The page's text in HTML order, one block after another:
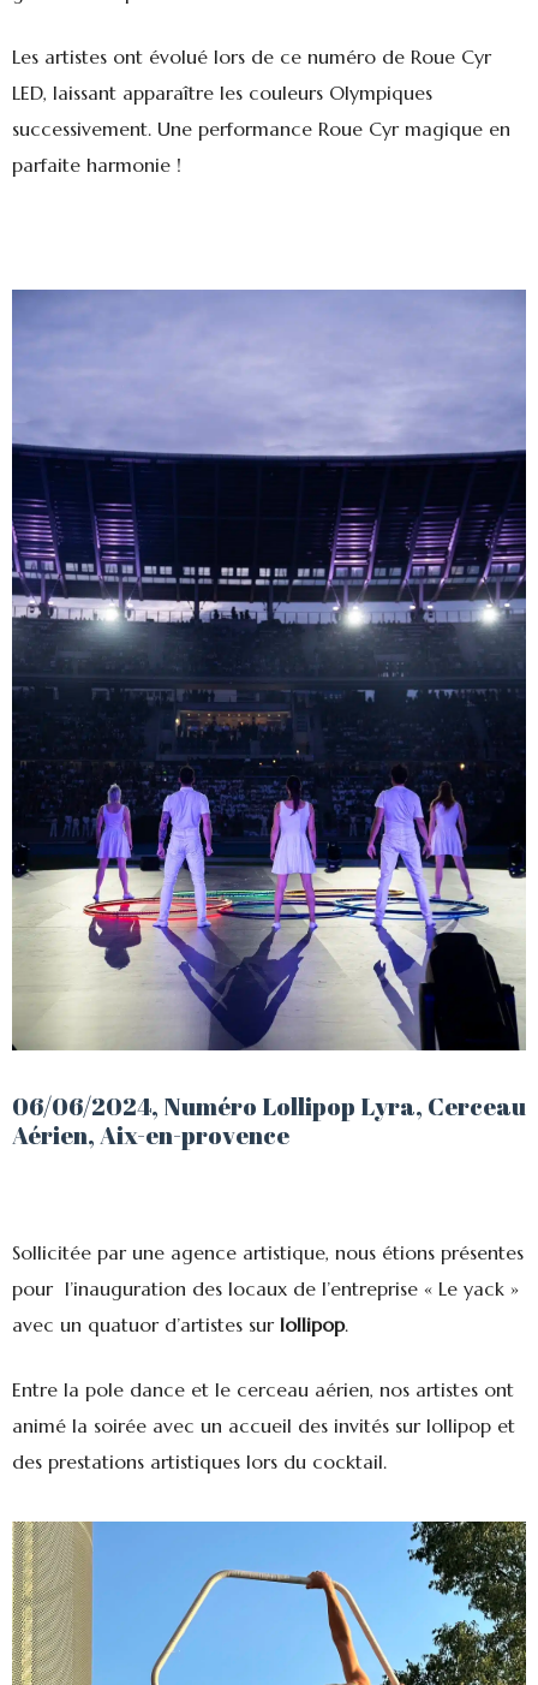
Les artistes ont évolué lors de ce numéro de Roue Cyr
LED, laissant apparaître les couleurs Olympiques
successivement. Une performance Roue Cyr magique en
parfaite harmonie !
06/06/2024, Numéro Lollipop Lyra, Cerceau
Aérien, Aix-en-provence
Sollicitée par une agence artistique, nous étions présentes
pour l’inauguration des locaux de l’entreprise « Le yack »
avec un quatuor d’artistes sur lollipop.
Entre la pole dance et le cerceau aérien, nos artistes ont
animé la soirée avec un accueil des invités sur lollipop et
des prestations artistiques lors du cocktail.